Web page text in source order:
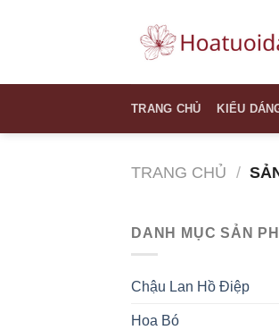
TRANG CHỦ KIỂU
TRANG CHỦ /
DANH MỤC SẢN
Chậu Lan Hồ Điệp
Hoa Bó